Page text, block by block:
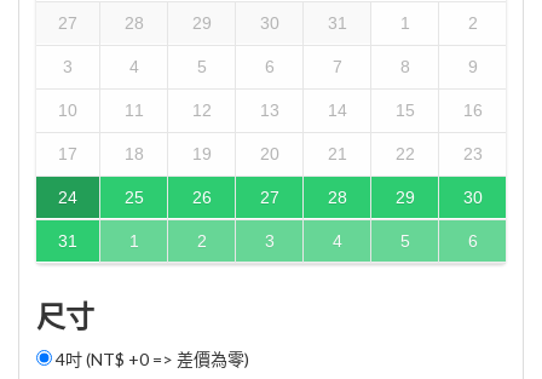
27 28 29 30 31 1 2
3 4 5 6 7 8 9
10 11 12 13 14 15 16
17 18 19 20 21 22 23
24 25 26 27 28 29 30
31 1 2 3 4 5 6
尺寸
4吋 (NT$ +0 => 差價為零)